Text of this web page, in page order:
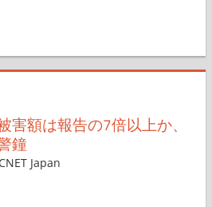
害額は報告の7倍以上か、
鐘
CNET Japan